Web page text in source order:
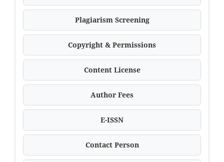
Plagiarism Screening
Copyright & Permissions
Content License
Author Fees
E-ISSN
Contact Person